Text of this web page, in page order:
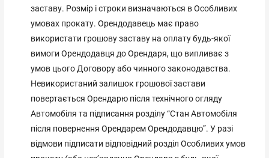
заставу. Розмір і строки визначаються в Особливих
умовах прокату. Орендодавець має право
використати грошову заставу на оплату будь-якої
вимоги Орендодавця до Орендаря, що випливає з
умов цього Договору або чинного законодавства.
Невикористаний залишок грошової застави
повертається Орендарю після технічного огляду
Автомобіля та підписання розділу “Стан Автомобіля
після повернення Орендарем Орендодавцю”. У разі
відмови підписати відповідний розділ Особливих умов